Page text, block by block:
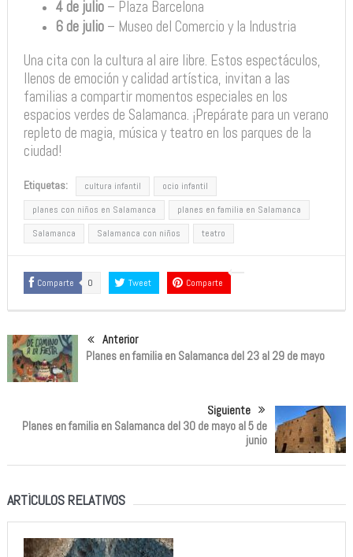
4 de julio– Plaza Barcelona
6 de julio– Museo del Comercio y la Industria
Una cita con la cultura al aire libre. Estos espectáculos,
llenos de emoción y calidad artística, invitan a las
familias a compartir momentos especiales en los
espacios verdes de Salamanca. ¡Prepárate para un verano
repleto de magia, música y teatro en los parques de la
ciudad!
Etiquetas: cultura infantil
ocio infantil
planes con niños en Salamanca
planes en familia en Salamanca
Salamanca
Salamanca con niños teatro
Comparte 0 Tweet Comparte
Anterior
Planes en familia en Salamanca del 23 al 29 de mayo
Siguiente
Planes en familia en Salamanca del 30 de mayo al 5 de
junio
ARTÍCULOS RELATIVOS